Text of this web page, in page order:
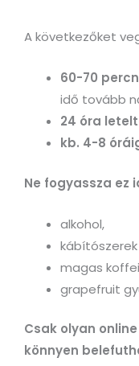
A következőket
60-70
idő tovább
24 óra
kb. 4-8
Ne fogyassza ez
alkohol,
magas
grapefruit
Csak olyan
könnyen